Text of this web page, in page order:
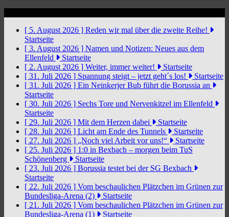
[ 5. August 2026 ] Reden wir mal über die zweite Reihe!
Startseite
[ 3. August 2026 ] Namen und Notizen: Neues aus dem
Ellenfeld
Startseite
[ 2. August 2026 ] Weiter, immer weiter!
Startseite
[ 31. Juli 2026 ] Spannung steigt – jetzt geht´s los!
Startseite
[ 31. Juli 2026 ] Ein Neinkerjer Bub führt die Borussia an
Startseite
[ 30. Juli 2026 ] Sechs Tore und Nervenkitzel im Ellenfeld
Startseite
[ 29. Juli 2026 ] Mit dem Herzen dabei
Startseite
[ 28. Juli 2026 ] Licht am Ende des Tunnels
Startseite
[ 27. Juli 2026 ] „Noch viel Arbeit vor uns!“
Startseite
[ 25. Juli 2026 ] 1:0 in Bexbach – morgen beim TuS
Schönenberg
Startseite
[ 23. Juli 2026 ] Borussia testet bei der SG Bexbach
Startseite
[ 22. Juli 2026 ] Vom beschaulichen Plätzchen im Grünen zur
Bundesliga-Arena (2)
Startseite
[ 21. Juli 2026 ] Vom beschaulichen Plätzchen im Grünen zur
Bundesliga-Arena (1)
Startseite